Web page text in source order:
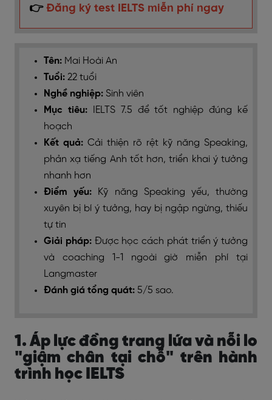
👉 Đăng ký test IELTS miễn phí ngay
Tên: Mai Hoài An
Tuổi: 22 tuổi
Nghề nghiệp: Sinh viên
Mục tiêu:
IELTS 7.5 để tốt nghiệp đúng kế
hoạch
Kết quả: Cải thiện rõ rệt kỹ năng Speaking,
phản xạ tiếng Anh tốt hơn, triển khai ý tưởng
nhanh hơn
Điểm yếu: Kỹ năng Speaking yếu, thường
xuyên bị bí ý tưởng, hay bị ngập ngừng, thiếu
tự tin
Giải pháp: Được học cách phát triển ý tưởng
và coaching 1-1 ngoài giờ miễn phí tại
Langmaster
Đánh giá tổng quát: 5/5 sao.
1. Áp lực đồng trang lứa và nỗi lo
"giậm chân tại chỗ" trên hành
trình học IELTS